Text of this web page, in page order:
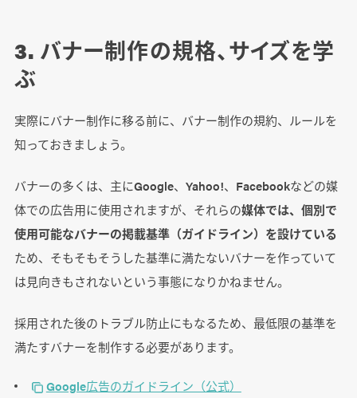
3. バナー制作の規格、サイズを学
ぶ
実際にバナー制作に移る前に、バナー制作の規約、ルールを
知っておきましょう。
バナーの多くは、主にGoogle、Yahoo!、Facebookなどの媒
体での広告用に使用されますが、それらの媒体では、個別で
使用可能なバナーの掲載基準（ガイドライン）を設けている
ため、そもそもそうした基準に満たないバナーを作っていて
は見向きもされないという事態になりかねません。
採用された後のトラブル防止にもなるため、最低限の基準を
満たすバナーを制作する必要があります。
Google広告のガイドライン（公式）